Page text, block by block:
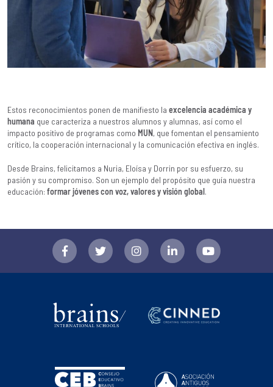
Estos reconocimientos ponen de manifiesto la excelencia académica y
humana que caracteriza a nuestros alumnos y alumnas, así como el
impacto positivo de programas como MUN, que fomentan el pensamiento
crítico, la cooperación internacional y la comunicación efectiva en inglés.
Desde Brains, felicitamos a Nuria, Eloísa y Dorrin por su esfuerzo, su
pasión y su compromiso. Son un ejemplo del propósito que guía nuestra
educación: formar jóvenes con voz, valores y visión global.